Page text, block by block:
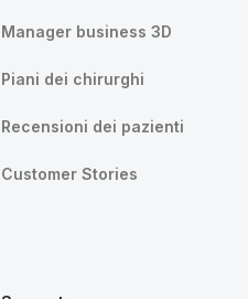
Manager business 3D
Piani dei chirurghi
Recensioni dei pazienti
Customer Stories